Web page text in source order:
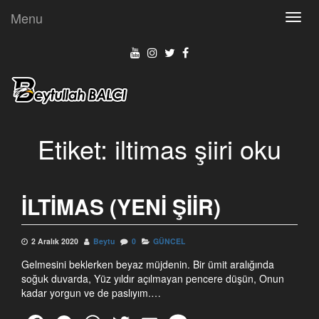
Menu
Etiket: iltimas şiiri oku
İLTİMAS (YENI ŞIIR)
2 Aralık 2020 Beytu 0 GÜNCEL
Gelmesini beklerken beyaz müjdenin. Bir ümit aralığında
soğuk duvarda, Yüz yıldır açılmayan pencere düşün, Onun
kadar yorgun ve de paslıyım.…